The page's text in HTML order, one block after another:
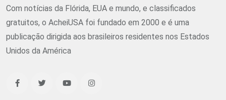
Com notícias da Flórida, EUA e mundo, e classificados
gratuitos, o AcheiUSA foi fundado em 2000 e é uma
publicação dirigida aos brasileiros residentes nos Estados
Unidos da América